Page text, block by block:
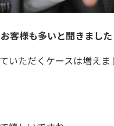
客様も多いと聞きました
いただくケースは増え